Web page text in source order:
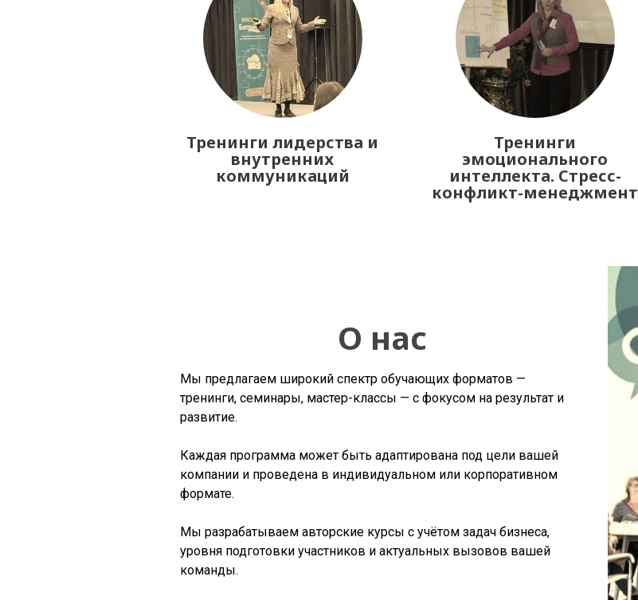
Тренинги лидерства и
внутренних
коммуникаций
Тренинги
эмоционального
интеллекта. Стресс-
конфликт-менеджмент
О нас
Мы предлагаем широкий спектр обучающих форматов —
тренинги, семинары, мастер-классы — с фокусом на результат и
развитие.
Каждая программа может быть адаптирована под цели вашей
компании и проведена в индивидуальном или корпоративном
формате.
Мы разрабатываем авторские курсы с учётом задач бизнеса,
уровня подготовки участников и актуальных вызовов вашей
команды.